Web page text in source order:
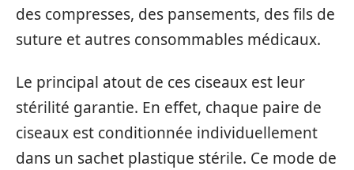
des compresses, des pansements, des fils de
suture et autres consommables médicaux.
Le principal atout de ces ciseaux est leur
stérilité garantie. En effet, chaque paire de
ciseaux est conditionnée individuellement
dans un sachet plastique stérile. Ce mode de